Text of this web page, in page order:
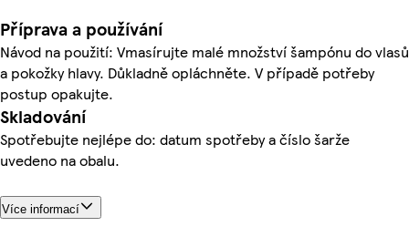
Příprava a používání
Návod na použití: Vmasírujte malé množství šampónu do vlasů
a pokožky hlavy. Důkladně opláchněte. V případě potřeby
postup opakujte.
Skladování
Spotřebujte nejlépe do: datum spotřeby a číslo šarže
uvedeno na obalu.
Více informací